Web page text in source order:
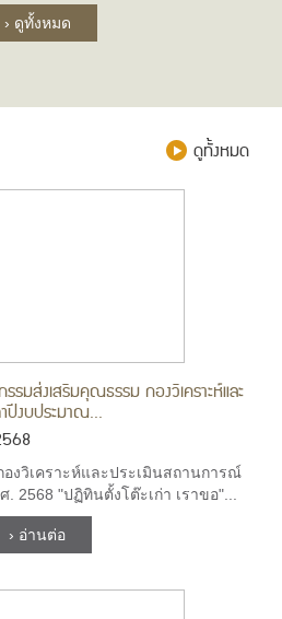
› ดูทั้งหมด
ดูทั้งหมด
รรมส่งเสริมคุณธรรม กองวิเคราะห์และ
ปีงบประมาณ...
งวิเคราะห์และประเมินสถานการณ์
2568 "ปฏิทินตั้งโต๊ะเก่า เราขอ"...
› อ่านต่อ